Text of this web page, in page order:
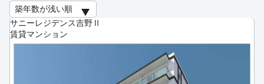
サニーレジデンス吉野Ⅱ
賃貸マンション